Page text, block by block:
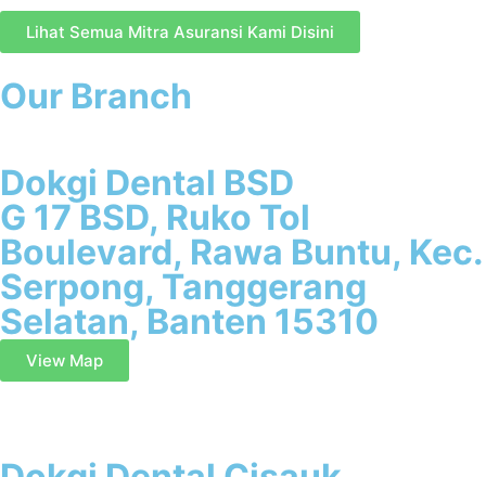
Lihat Semua Mitra Asuransi Kami Disini
Our Branch
Dokgi Dental BSD
G 17 BSD, Ruko Tol
Boulevard, Rawa Buntu, Kec.
Serpong, Tanggerang
Selatan, Banten 15310
View Map